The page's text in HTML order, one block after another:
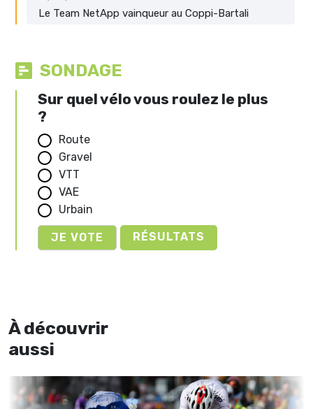
Le Team NetApp vainqueur au Coppi-Bartali
SONDAGE
Sur quel vélo vous roulez le plus
?
Route
Gravel
VTT
VAE
Urbain
RÉSULTATS
À découvrir
aussi